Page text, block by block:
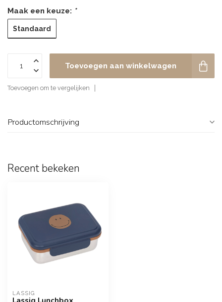
Maak een keuze: *
Standaard
Toevoegen aan winkelwagen
Toevoegen om te vergelijken
Productomschrijving
Recent bekeken
LASSIG